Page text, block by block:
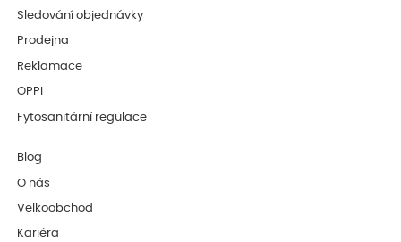
Sledování objednávky
Prodejna
Reklamace
OPPI
Fytosanitární regulace
Blog
O nás
Velkoobchod
Kariéra